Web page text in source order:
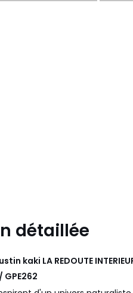
détaillée
kaki LA REDOUTE
GPE262